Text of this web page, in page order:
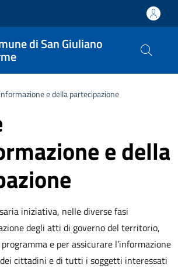
di San Giuliano
e della partecipazione
e della
iniziativa, nelle diverse fasi
degli atti di governo del territorio,
e per assicurare l’informazione
cittadini e di tutti i soggetti interessati